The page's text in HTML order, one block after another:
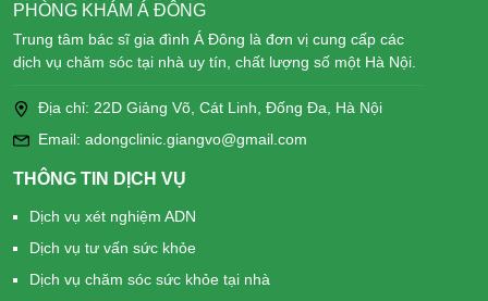
PHÒNG KHÁM Á ĐÔNG
Trung tâm bác sĩ gia đình Á Đông là đơn vị cung cấp các
dịch vụ chăm sóc tại nhà uy tín, chất lượng số một Hà Nội.
Địa chỉ: 22D Giảng Võ, Cát Linh, Đống Đa, Hà Nội
Email: adongclinic.giangvo@gmail.com
THÔNG TIN DỊCH VỤ
Dịch vụ xét nghiệm ADN
Dịch vụ tư vấn sức khỏe
Dịch vụ chăm sóc sức khỏe tại nhà